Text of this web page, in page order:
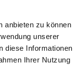
anbieten zu können
unserer
diese Informationen
Ihrer Nutzung